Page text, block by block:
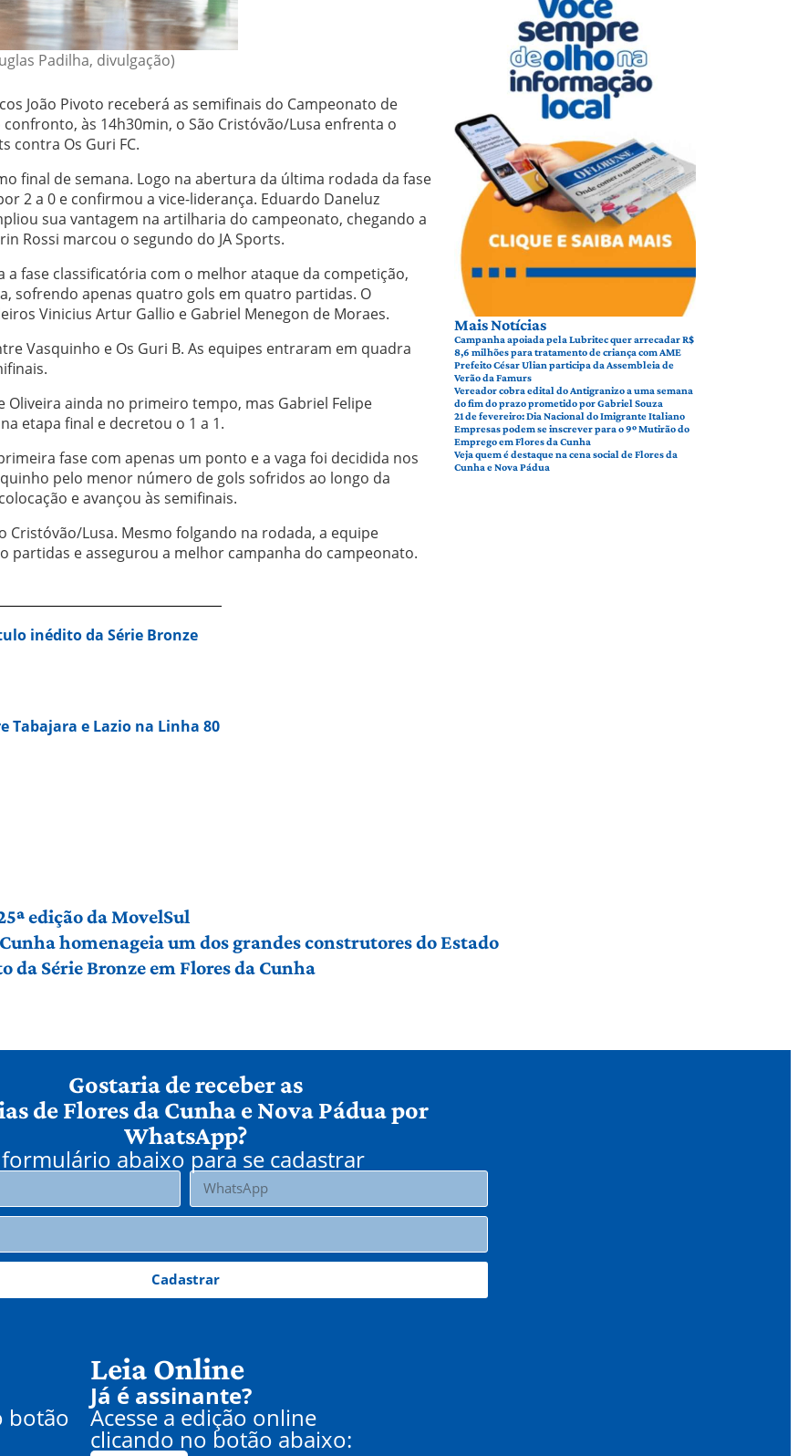
Padilha, divulgação)
João Pivoto receberá as semifinais do Campeonato de
às 14h30min, o São Cristóvão/Lusa enfrenta o
contra Os Guri FC.
final de semana. Logo na abertura da última rodada da fase
2 a 0 e confirmou a vice-liderança. Eduardo Daneluz
sua vantagem na artilharia do campeonato, chegando a
Rossi marcou o segundo do JA Sports.
a fase classificatória com o melhor ataque da competição,
sofrendo apenas quatro gols em quatro partidas. O
Vinicius Artur Gallio e Gabriel Menegon de Moraes.
Vasquinho e Os Guri B. As equipes entraram em quadra
ainda no primeiro tempo, mas Gabriel Felipe
etapa final e decretou o 1 a 1.
fase com apenas um ponto e a vaga foi decidida nos
pelo menor número de gols sofridos ao longo da
e avançou às semifinais.
Cristóvão/Lusa. Mesmo folgando na rodada, a equipe
e assegurou a melhor campanha do campeonato.
inédito da Série Bronze
Tabajara e Lazio na Linha 80
Mais Notícias
Campanha apoiada pela Lubritec quer arrecadar R$
8,6 milhões para tratamento de criança com AME
Prefeito César Ulian participa da Assembleia de
Verão da Famurs
Vereador cobra edital do Antigranizo a uma semana
do fim do prazo prometido por Gabriel Souza
21 de fevereiro: Dia Nacional do Imigrante Italiano
Empresas podem se inscrever para o 9º Mutirão do
Emprego em Flores da Cunha
Veja quem é destaque na cena social de Flores da
Cunha e Nova Pádua
edição da MovelSul
homenageia um dos grandes construtores do Estado
Série Bronze em Flores da Cunha
Gostaria de receber as
de Flores da Cunha e Nova Pádua por
WhatsApp?
abaixo para se cadastrar
Cadastrar
botão
Leia Online
Já é assinante?
Acesse a edição online
clicando no botão abaixo: